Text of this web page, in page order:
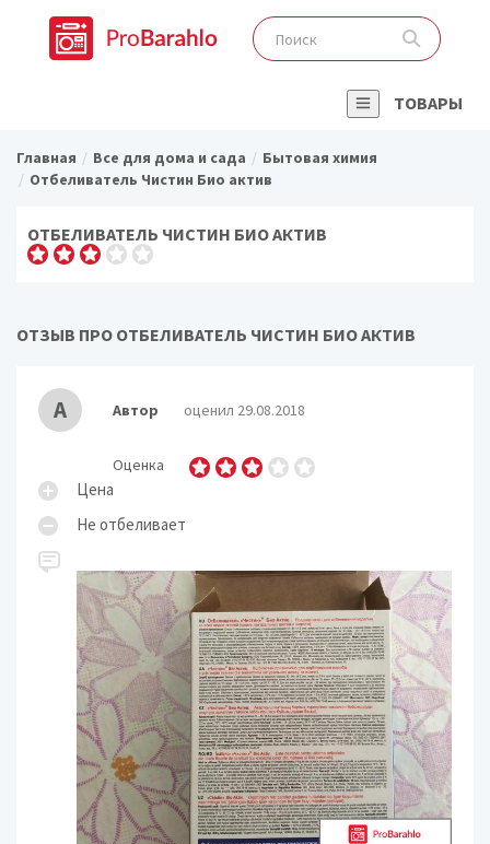
ТОВАРЫ
Главная Все для дома и сада
Бытовая химия
Отбеливатель Чистин Био актив
ОТБЕЛИВАТЕЛЬ ЧИСТИН БИО АКТИВ
ОТЗЫВ ПРО ОТБЕЛИВАТЕЛЬ ЧИСТИН БИО АКТИВ
А Автор оценил 29.08.2018
Оценка
Цена
Не отбеливает